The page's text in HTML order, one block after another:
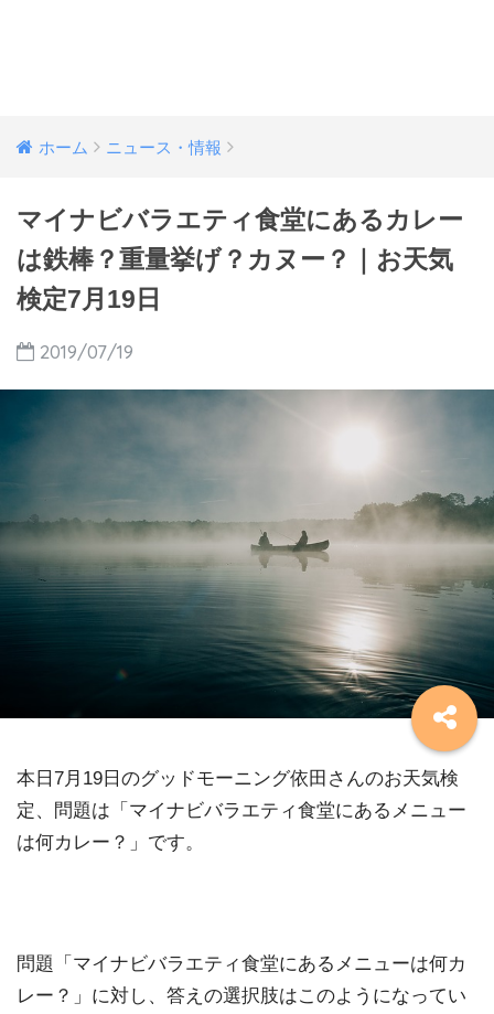
ホーム ニュース・情報
マイナビバラエティ食堂にあるカレー
は鉄棒？重量挙げ？カヌー？｜お天気
検定7月19日
2019/07/19
本日7月19日のグッドモーニング依田さんのお天気検
定、問題は「マイナビバラエティ食堂にあるメニュー
は何カレー？」です。
問題「マイナビバラエティ食堂にあるメニューは何カ
レー？」に対し、答えの選択肢はこのようになってい